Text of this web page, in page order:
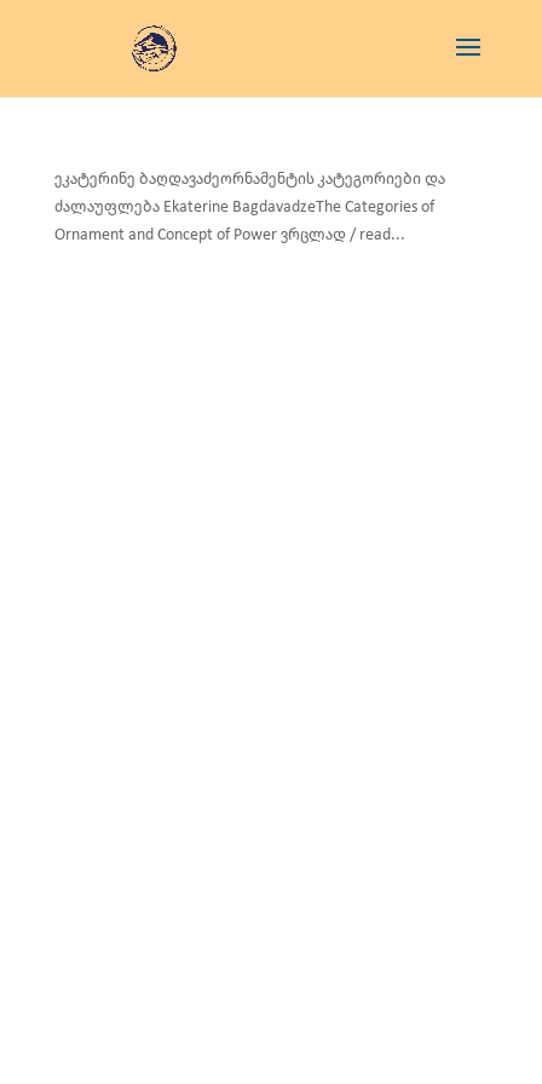
ეკატერინე ბაღდავაძეორნამენტის კატეგორიები და
ძალაუფლება Ekaterine BagdavadzeThe Categories of
Ornament and Concept of Power ვრცლად / read...